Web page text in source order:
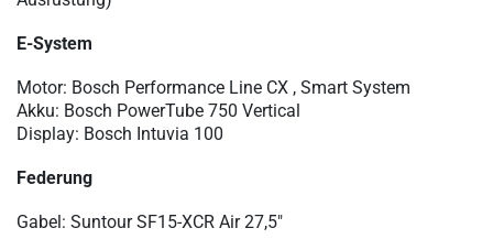
E-System
Motor: Bosch Performance Line CX , Smart System
Akku: Bosch PowerTube 750 Vertical
Display: Bosch Intuvia 100
Federung
Gabel: Suntour SF15-XCR Air 27,5"